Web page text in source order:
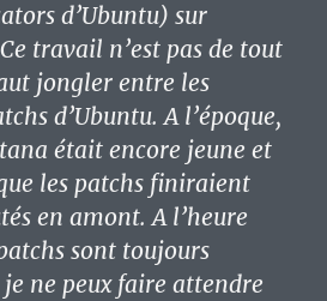
d’Ubuntu) sur
travail n’est pas de tout
jongler entre les
d’Ubuntu. A l’époque,
était encore jeune et
les patchs finiraient
en amont. A l’heure
sont toujours
ne peux faire attendre